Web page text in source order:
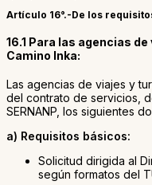
Artículo 16°.-De los
16.1 Para las agencias
Camino Inka:
Las agencias de viajes y
del contrato de servicios,
SERNANP, los siguientes
a) Requisitos básicos:
Solicitud dirigida al
según formatos del